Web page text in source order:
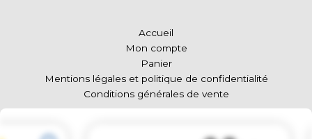
Accueil
Mon compte
Panier
Mentions légales et politique de confidentialité
Conditions générales de vente